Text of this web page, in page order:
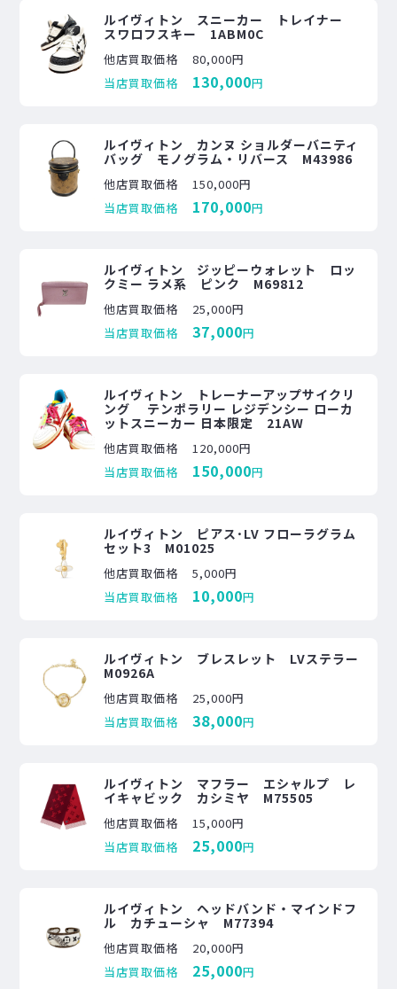
ルイヴィトン スニーカー トレイナー
スワロフスキー 1ABM0C
他店買取価格
80,000円
当店買取価格
130,000円
ルイヴィトン カンヌ ショルダーバニティ
バッグ モノグラム・リバース M43986
他店買取価格
150,000円
当店買取価格
170,000円
ルイヴィトン ジッピーウォレット ロッ
クミー ラメ系 ピンク M69812
他店買取価格
25,000円
当店買取価格
37,000円
ルイヴィトン トレーナーアップサイクリ
ング テンポラリー レジデンシー ローカ
ットスニーカー 日本限定 21AW
他店買取価格
120,000円
当店買取価格
150,000円
ルイヴィトン ピアス･LV フローラグラム
セット3 M01025
他店買取価格
5,000円
当店買取価格
10,000円
ルイヴィトン ブレスレット LVステラー
M0926A
他店買取価格
25,000円
当店買取価格
38,000円
ルイヴィトン マフラー エシャルプ レ
イキャビック カシミヤ M75505
他店買取価格
15,000円
当店買取価格
25,000円
ルイヴィトン ヘッドバンド・マインドフ
ル カチューシャ M77394
他店買取価格
20,000円
当店買取価格
25,000円